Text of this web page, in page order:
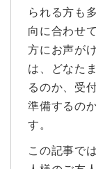
られる方も
向に合わせ
方にお声が
は、どなた
るのか、受
準備するの
す。
この記事で